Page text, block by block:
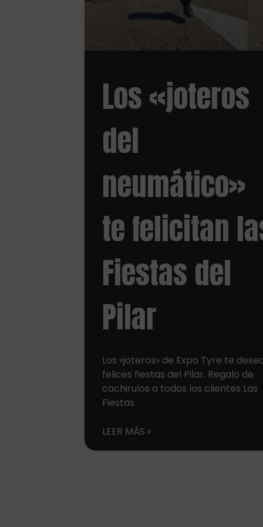
Los «joteros
del
neumático»
te felicitan
Fiestas del
Pilar
Los «joteros» de Expo Tyre te
felices fiestas del Pilar. Regalo de
cachirulos a todos los clientes Las
Fiestas
LEER MÁS